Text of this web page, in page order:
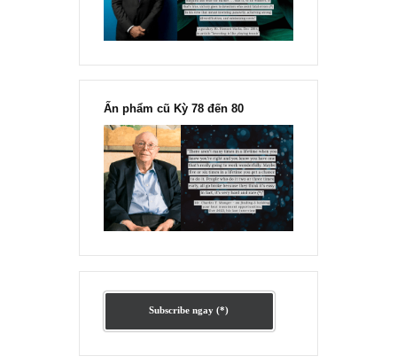
Ấn phẩm lẻ Kỳ 81 đến 83
Ấn phẩm cũ Kỳ 78 đến 80